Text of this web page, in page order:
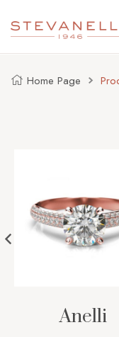
Home Page
Anelli